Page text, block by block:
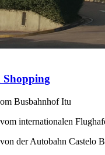
Shopping
Busbahnhof Itu
internationalen
der Autobahn Castelo